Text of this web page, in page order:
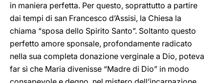
in maniera perfetta. Per questo, soprattutto a partire
dai tempi di san Francesco d’Assisi, la Chiesa la
chiama “sposa dello Spirito Santo”. Soltanto questo
perfetto amore sponsale, profondamente radicato
nella sua completa donazione verginale a Dio, poteva
far sì che Maria divenisse “Madre di Dio” in modo